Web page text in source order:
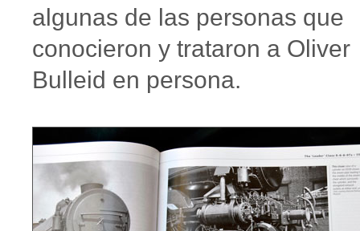
algunas de las personas que
conocieron y trataron a Oliver
Bulleid en persona.